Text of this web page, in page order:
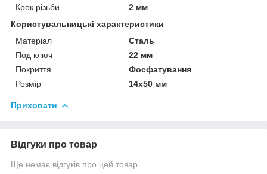
Крок різьби
2 мм
Користувальницькі характеристики
Матеріал
Сталь
Под ключ
22 мм
Покриття
Фосфатування
Розмір
14х50 мм
Приховати
Відгуки про товар
Ще немає відгуків про цей товар